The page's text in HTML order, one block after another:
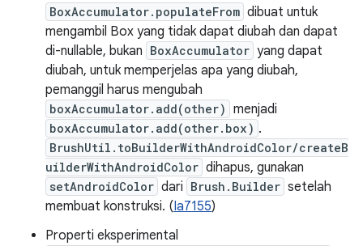
BoxAccumulator.populateFrom dibuat untuk
mengambil Box yang tidak dapat diubah dan dapat
di-nullable, bukan BoxAccumulator yang dapat
diubah, untuk memperjelas apa yang diubah,
pemanggil harus mengubah
boxAccumulator.add(other) menjadi
boxAccumulator.add(other.box) .
BrushUtil.toBuilderWithAndroidColor/createB
uilderWithAndroidColor dihapus, gunakan
setAndroidColor dari Brush.Builder setelah
membuat konstruksi. (Ia7155)
Properti eksperimental